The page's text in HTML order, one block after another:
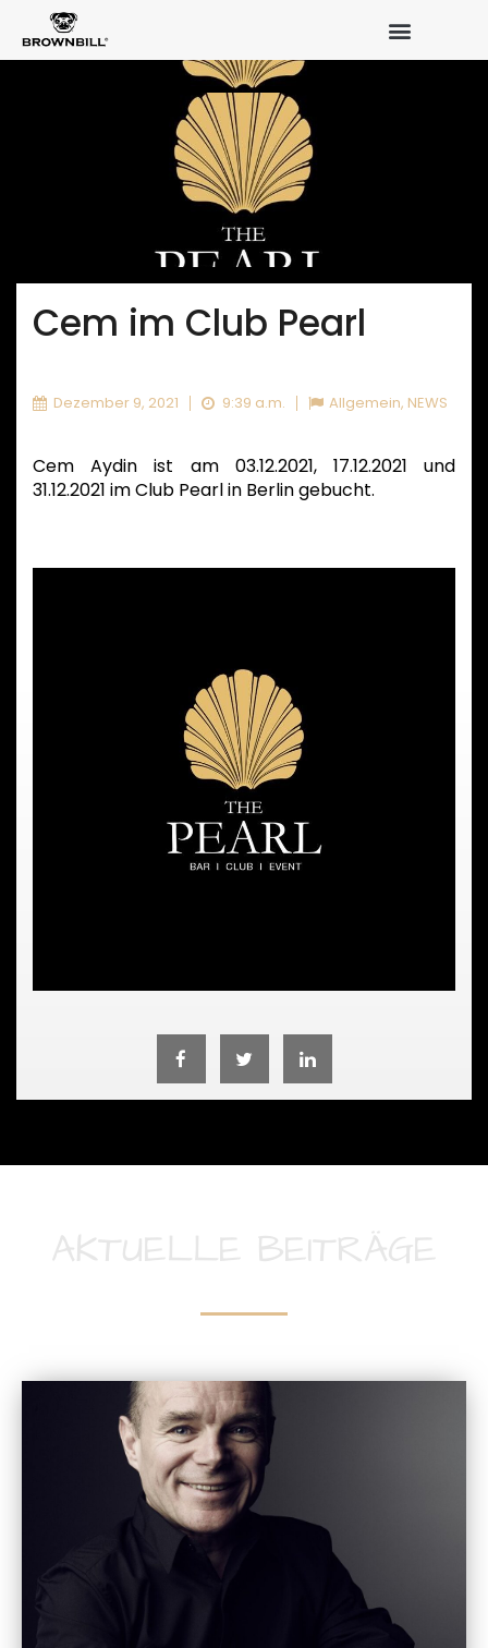
Cem im Club Pearl
Dezember 9, 2021 9:39 a.m. Allgemein, NEWS
Cem Aydin ist am 03.12.2021, 17.12.2021 und
31.12.2021 im Club Pearl in Berlin gebucht.
AKTUELLE BEITRÄGE